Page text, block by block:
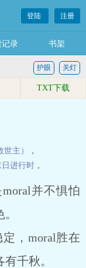
登陆 注册
记录 书架
关灯
护眼
TXT下载
主）
，
日进行时 ，
并不惧怕
，moral胜在
千秋。